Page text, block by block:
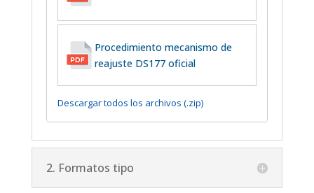
Procedimiento mecanismo de
reajuste DS177 oficial
Descargar todos los archivos (.zip)
2. Formatos tipo